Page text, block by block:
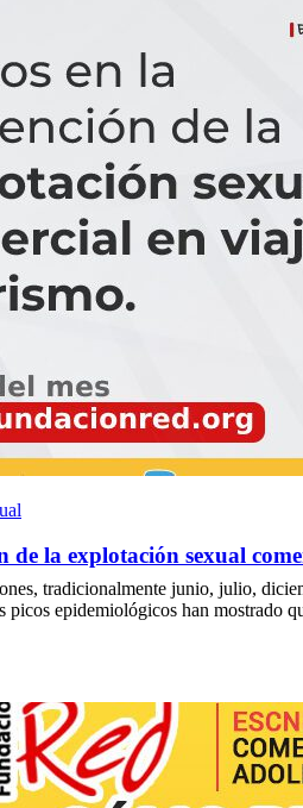
de la explotación sexual
tradicionalmente junio, julio,
picos epidemiológicos han mostrado